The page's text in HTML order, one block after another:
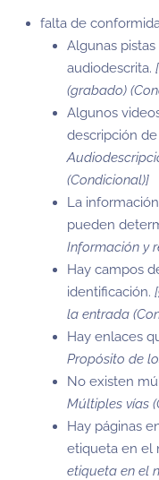
falta de
Algunas
audiodescrita.
(grabado)
Algunos
descripción
(Condicional)]
La
pueden
Información y
Hay campos
identificación.
la entrada
Hay enlaces
Propósito de
No existen
Múltiples vías
Hay páginas
etiqueta en el
etiqueta en el